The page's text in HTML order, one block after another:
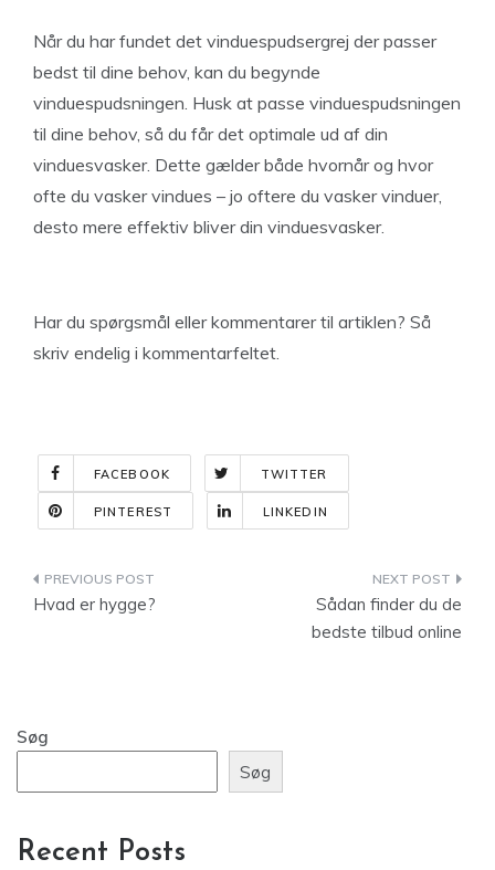
Når du har fundet det vinduespudsergrej der passer
bedst til dine behov, kan du begynde
vinduespudsningen. Husk at passe vinduespudsningen
til dine behov, så du får det optimale ud af din
vinduesvasker. Dette gælder både hvornår og hvor
ofte du vasker vindues – jo oftere du vasker vinduer,
desto mere effektiv bliver din vinduesvasker.
Har du spørgsmål eller kommentarer til artiklen? Så
skriv endelig i kommentarfeltet.
FACEBOOK TWITTER
PINTEREST LINKEDIN
Indlægsnavigation
Hvad er hygge?
Sådan finder du de
bedste tilbud online
Søg
Søg
Recent Posts